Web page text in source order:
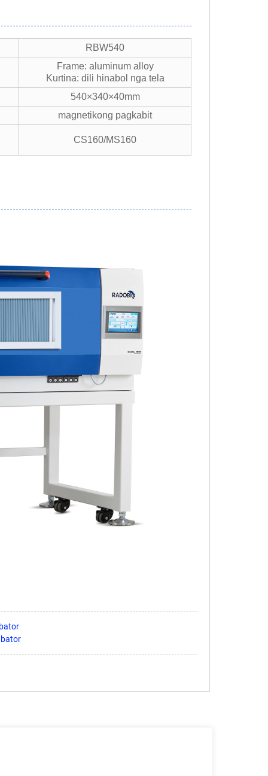
RBW540
Frame: aluminum alloy
Kurtina: dili hinabol nga tela
540×340×40mm
magnetikong pagkabit
CS160/MS160